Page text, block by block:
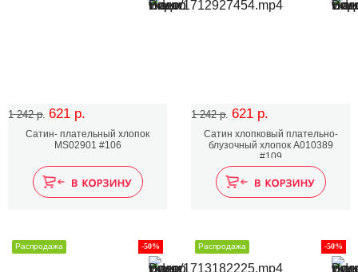
1 242 р. 621 р.
Сатин- плательный хлопок
MS02901 #106
1 242 р. 621 р.
Сатин хлопковый плательно-
блузочный хлопок A010389
#109
-50%
Распродажа -50%
Распродажа